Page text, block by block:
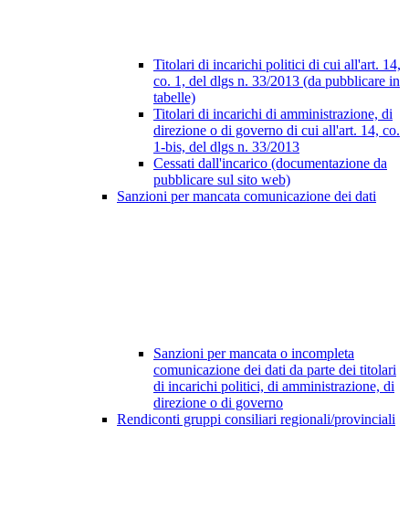
Titolari di incarichi politici di cui all'art. 14,
co. 1, del dlgs n. 33/2013 (da pubblicare in
tabelle)
Titolari di incarichi di amministrazione, di
direzione o di governo di cui all'art. 14, co.
1-bis, del dlgs n. 33/2013
Cessati dall'incarico (documentazione da
pubblicare sul sito web)
Sanzioni per mancata comunicazione dei dati
Sanzioni per mancata o incompleta
comunicazione dei dati da parte dei titolari
di incarichi politici, di amministrazione, di
direzione o di governo
Rendiconti gruppi consiliari regionali/provinciali